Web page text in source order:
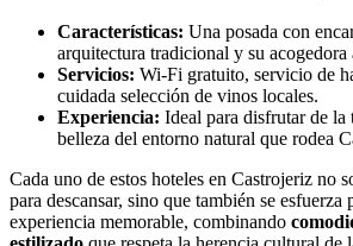
Características: Una posada con
arquitectura tradicional y su acogedora
Servicios: Wi-Fi gratuito, servicio de
cuidada selección de vinos locales.
Experiencia: Ideal para disfrutar de
belleza del entorno natural que rodea
Cada uno de estos hoteles en Castrojeriz no
para descansar, sino que también se esfuerza
experiencia memorable, combinando